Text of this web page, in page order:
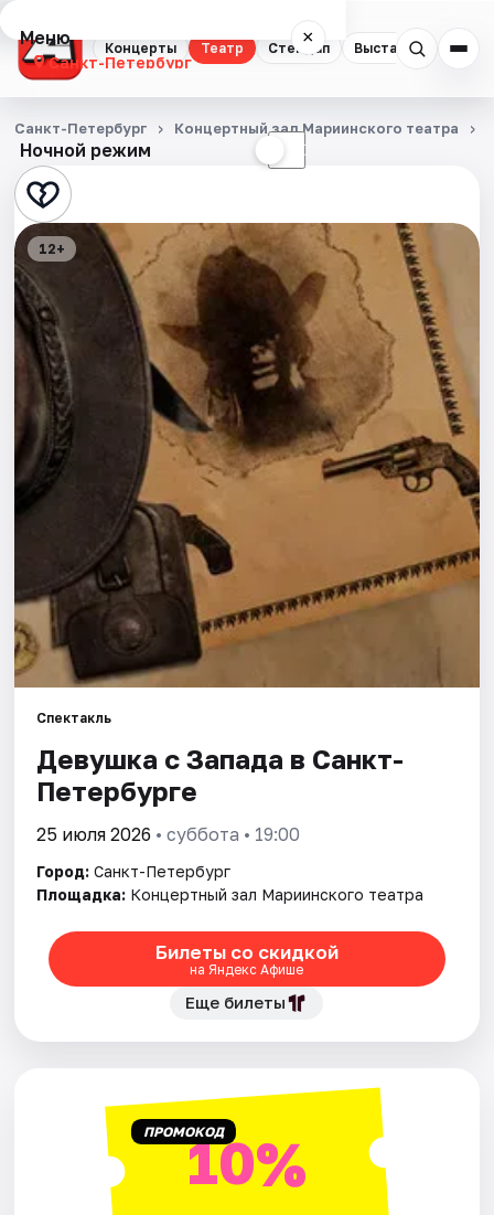
Концерты Театр Стендап Выставки
Меню ×
Санкт-Петербург
Концерты
Театр
Стендап
Выставки
Квесты
Экскурсии
Спорт
События
Площадки
Артисты
Ночной режим ☾
Санкт-Петербург Концертный зал Мариинского театра
12+
Спектакль
Девушка с Запада в Санкт-
Петербурге
25 июля 2026 • суббота • 19:00
Город: Санкт-Петербург
Площадка: Концертный зал Мариинского театра
Билеты со скидкой
на Яндекс Афише
Еще билеты
ПРОМОКОД10%